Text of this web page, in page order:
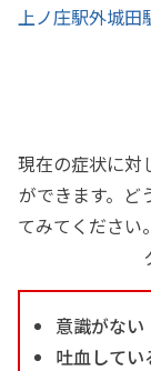
上ノ庄駅外城田
現在の症状に対
ができます。ど
てみてください
意識がない
吐血してい